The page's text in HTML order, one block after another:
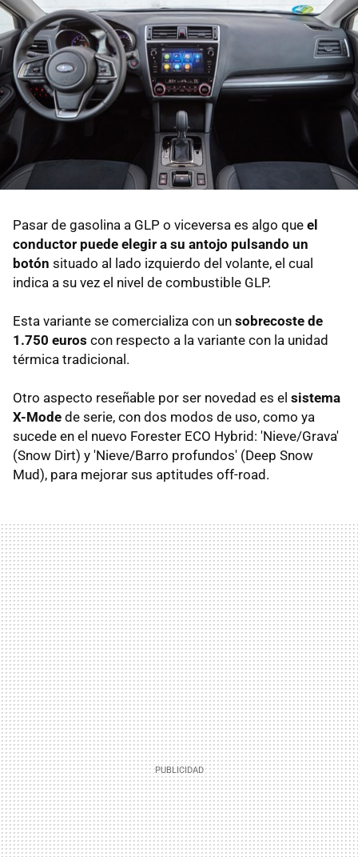
Pasar de gasolina a GLP o viceversa es algo que el
conductor puede elegir a su antojo pulsando un
botón situado al lado izquierdo del volante, el cual
indica a su vez el nivel de combustible GLP.
Esta variante se comercializa con un sobrecoste de
1.750 euros con respecto a la variante con la unidad
térmica tradicional.
Otro aspecto reseñable por ser novedad es el sistema
X-Mode de serie, con dos modos de uso, como ya
sucede en el nuevo Forester ECO Hybrid: 'Nieve/Grava'
(Snow Dirt) y 'Nieve/Barro profundos' (Deep Snow
Mud), para mejorar sus aptitudes off-road.